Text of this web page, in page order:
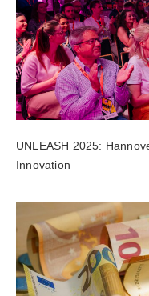
UNLEASH 2025:
Innovation